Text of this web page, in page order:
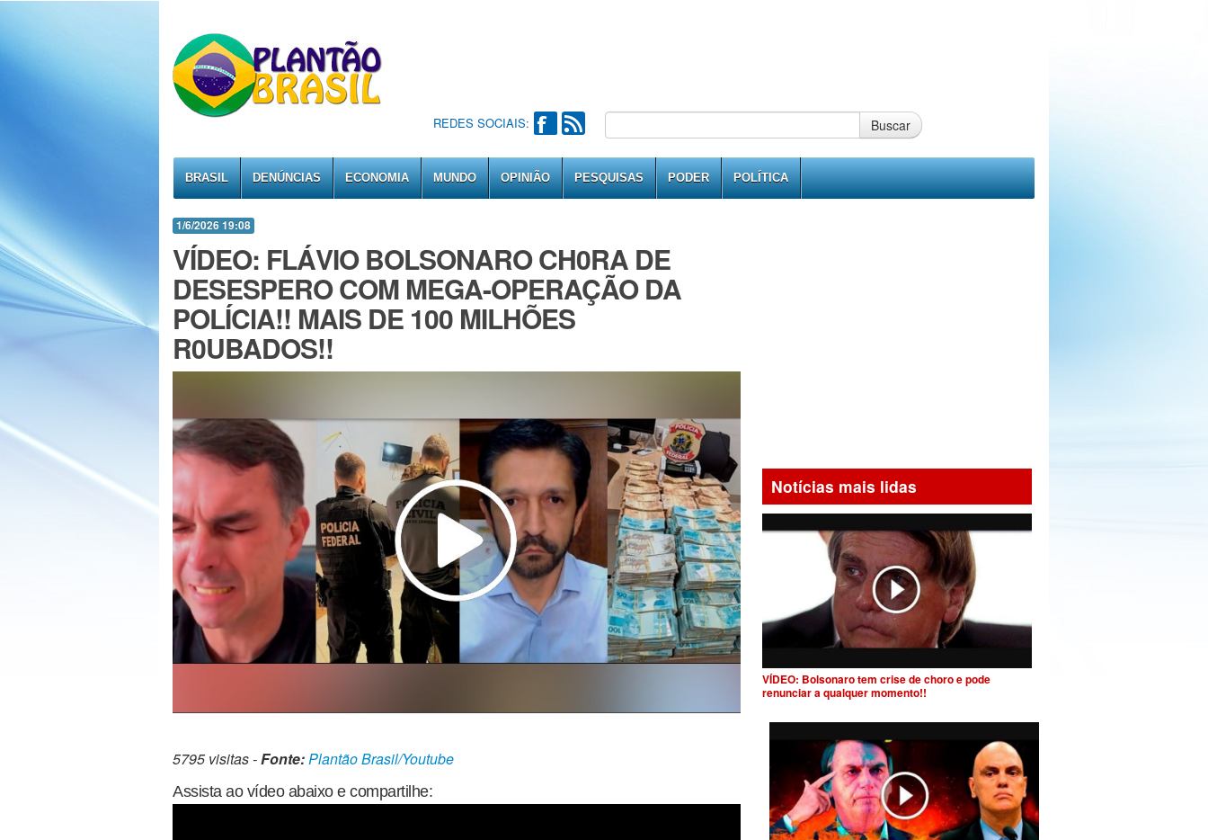
REDES SOCIAIS: Buscar
BRASIL DENÚNCIAS ECONOMIA MUNDO OPINIÃO PESQUISAS PODER POLÍTICA
1/6/2026 19:08
VÍDEO: FLÁVIO BOLSONARO CH0RA DE
DESESPERO COM MEGA-OPERAÇÃO DA
POLÍClA!! MAIS DE 100 MILHÕES
R0UBADOS!!
5795 visitas -Fonte:Plantão Brasil/Youtube
Assista ao vídeo abaixo e compartilhe:
Notícias mais lidas
VÍDEO: Bolsonaro tem crise de choro e pode
renunciar a qualquer momento!!